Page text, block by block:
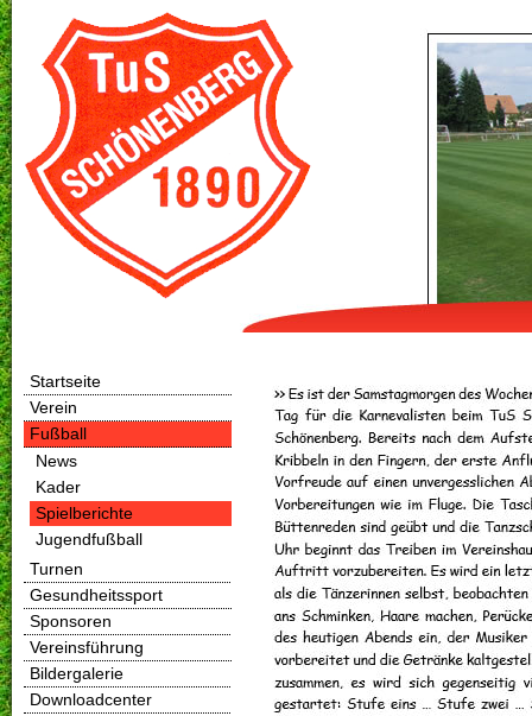
Startseite
Verein
Fußball
News
Kader
Spielberichte
Jugendfußball
Turnen
Gesundheitssport
Sponsoren
Vereinsführung
Bildergalerie
Downloadcenter